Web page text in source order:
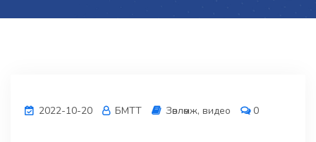
2022-10-20 БМТТ Зөвлөмж, видео 0